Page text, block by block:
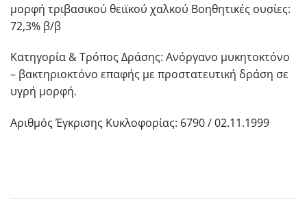
μορφή τριβασικού θειϊκού χαλκού Βοηθητικές ουσίες:
72,3% β/β
Κατηγορία & Τρόπος Δράσης: Ανόργανο μυκητοκτόνο
– βακτηριοκτόνο επαφής με προστατευτική δράση σε
υγρή μορφή.
Αριθμός Έγκρισης Κυκλοφορίας: 6790 / 02.11.1999